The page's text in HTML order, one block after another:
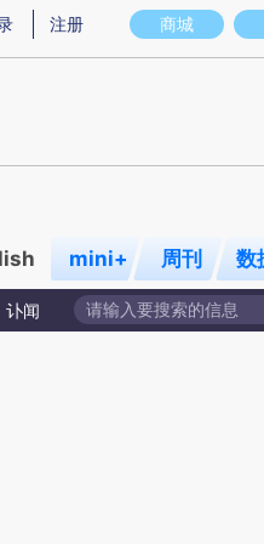
图存在偏差。不代表财新观点和立
商城
注册
mini+ 周刊 数
讣闻